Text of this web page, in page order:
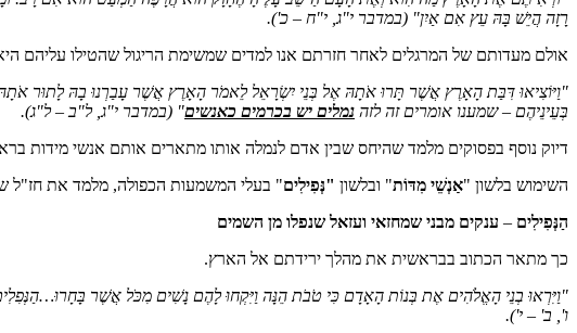
רָזָה הֲיֵשׁ בָּהּ עֵץ אִם אַיִן" (במדבר י"ג, י"ח – כ').
אולם מעדותם של המרגלים לאחר חזרתם אנו למדים שמשימת הריגול שהטילו עליהם
"וַיּוֹצִיאוּ דִּבַּת הָאָרֶץ אֲשֶׁר תָּרוּ אֹתָהּ אֶל בְּנֵי יִשְׂרָאֵל לֵאמֹר הָאָרֶץ אֲשֶׁר עָבַרְנוּ בָהּ לָתוּר
בְּעֵינֵיהֶם – שמענו אומרים זה לזה נמלים יש בכרמים כאנשים" (במדבר י"ג, ל"ב – ל"ג).
דיוק נוסף בפסוקים מלמד שהיחס שבין אדם לנמלה אותו מתארים אותם אנשי מידות
השימוש בלשון "אַנְשֵׁי מִדּוֹת" ובלשון "נְּפִילִים" בעלי המשמעות הכפולה, מלמד את חז"ל
הַנְּפִילִים – ענקים מבני שמחזאי ועזאל שנפלו מן השמים
כך מתאר הכתוב בבראשית את מהלך ירידתם אל הארץ.
"וַיִּרְאוּ בְנֵי הָאֱלֹהִים אֶת בְּנוֹת הָאָדָם כִּי טֹבֹת הֵנָּה וַיִּקְחוּ לָהֶם נָשִׁים מִכֹּל אֲשֶׁר
ו', ב' – י').